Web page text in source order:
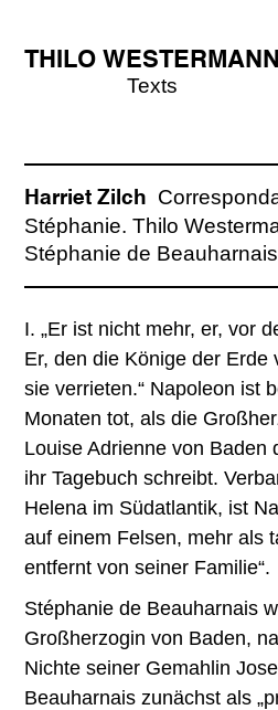
THILO WESTERMANN
Texts
Harriet Zilch
Stéphanie. Thilo
Stéphanie de
I. „Er ist nicht mehr, er, vor
Er, den die Könige der Erde
sie verrieten.“ Napoleon ist
Monaten tot, als die
Louise Adrienne von Baden
ihr Tagebuch schreibt.
Helena im Südatlantik, ist
auf einem Felsen, mehr als
entfernt von seiner Familie“.
Stéphanie de Beauharnais
Großherzogin von Baden,
Nichte seiner Gemahlin
Beauharnais zunächst als